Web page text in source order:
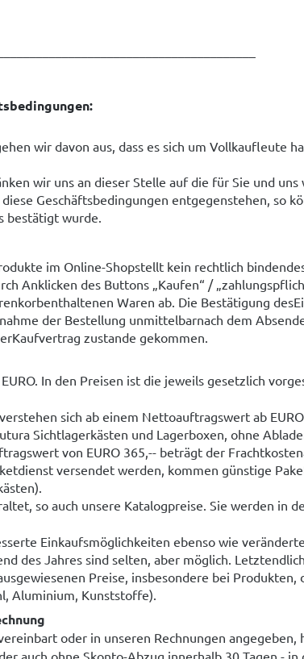
wir davon aus, dass es sich um Vollkaufleute
wir uns an dieser Stelle auf die für Sie und
Geschäftsbedingungen entgegenstehen, so
bestätigt wurde.
im Online-Shopstellt kein rechtlich
Anklicken des Buttons „Kaufen“ /
Waren ab. Die Bestätigung
der Bestellung unmittelbarnach dem
zustande gekommen.
In den Preisen ist die jeweils gesetzlich
sich ab einem Nettoauftragswert ab
Sichtlagerkästen und Lagerboxen, ohne
von EURO 365,-- beträgt der
versendet werden, kommen günstige
so auch unsere Katalogpreise. Sie werden in
Einkaufsmöglichkeiten ebenso wie
des Jahres sind selten, aber möglich.
Preise, insbesondere bei Produkten,
Aluminium, Kunststoffe).
oder in unseren Rechnungen angegeben,
auch ohne Skonto-Abzug innerhalb 30 Tagen -